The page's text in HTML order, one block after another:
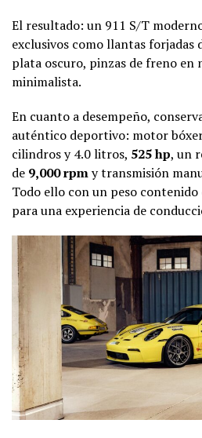
El resultado: un 911 S/T
exclusivos como llantas forjadas
plata oscuro, pinzas de freno en
minimalista.
En cuanto a desempeño,
auténtico deportivo: motor
cilindros y 4.0 litros, 525 hp, un
de 9,000 rpmy transmisión
Todo ello con un peso contenido
para una experiencia de